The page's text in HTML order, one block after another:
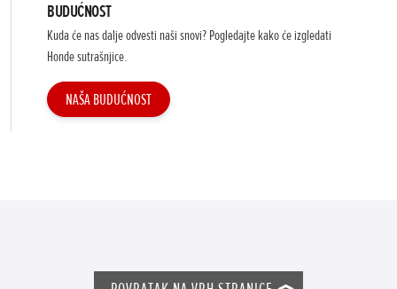
BUDUĆNOST
Kuda će nas dalje odvesti naši snovi? Pogledajte kako će izgledati
Honde sutrašnjice.
NAŠA BUDUĆNOST